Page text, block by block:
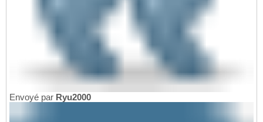
Envoyé par Ryu2000